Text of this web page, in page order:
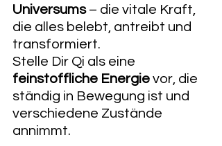
Universums – die vitale Kraft,
die alles belebt, antreibt und
transformiert.
Stelle Dir Qi als eine
feinstoffliche Energie vor, die
ständig in Bewegung ist und
verschiedene Zustände
annimmt.